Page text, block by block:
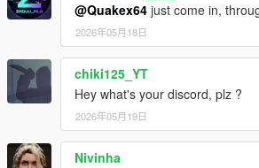
@Quakex64 just come in,
2026年05月18日
chiki125_YT
Hey what's your discord, plz ?
2026年05月19日
Nivinha